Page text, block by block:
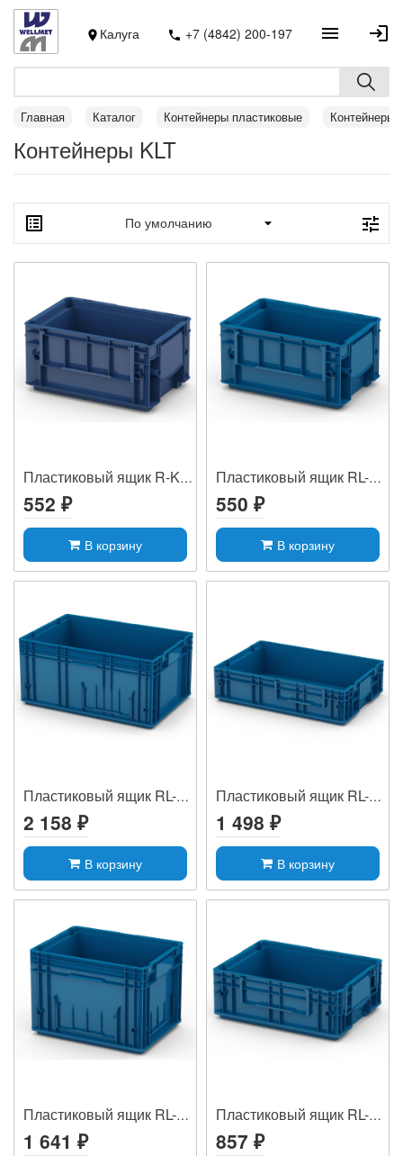
Калуга +7 (4842) 200-197
Главная Каталог Контейнеры пластиковые Контейнеры
Контейнеры KLT
Пластиковый ящик R-KLT 3215
552 ₽
В корзину
Пластиковый ящик RL-KLT 3147
550 ₽
В корзину
Пластиковый ящик RL-KLT 6280
2 158 ₽
В корзину
Пластиковый ящик RL-KLT 6147
1 498 ₽
В корзину
Пластиковый ящик RL-KLT 4280
1 641 ₽
Пластиковый ящик RL-KLT 4147
857 ₽